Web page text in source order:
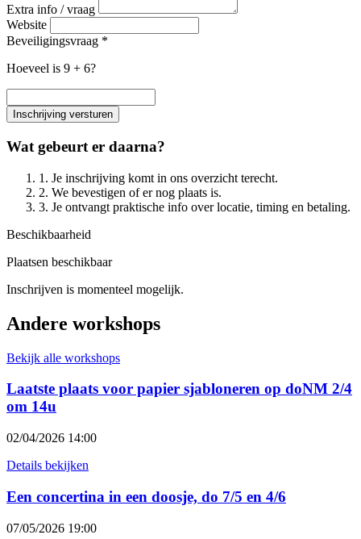
Extra info / vraag
Website
Beveiligingsvraag *
Hoeveel is 9 + 6?
Inschrijving versturen
Wat gebeurt er daarna?
1. Je inschrijving komt in ons overzicht terecht.
2. We bevestigen of er nog plaats is.
3. Je ontvangt praktische info over locatie, timing en betaling.
Beschikbaarheid
Plaatsen beschikbaar
Inschrijven is momenteel mogelijk.
Andere workshops
Bekijk alle workshops
Laatste plaats voor papier sjabloneren op doNM 2/4
om 14u
02/04/2026 14:00
Details bekijken
Een concertina in een doosje, do 7/5 en 4/6
07/05/2026 19:00